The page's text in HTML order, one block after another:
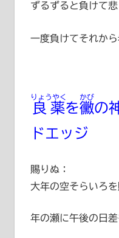
ずるずると負けて
一度負けてそれから
良薬
りょうやく
を黴
かび
の
ドエッジ
賜りぬ：
大年の空そらいろ
年の瀬に午後の日